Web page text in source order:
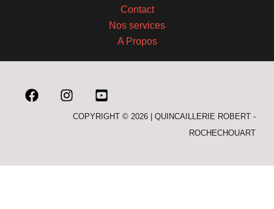
Contact
Nos services
A Propos
COPYRIGHT © 2026 | QUINCAILLERIE ROBERT -
ROCHECHOUART